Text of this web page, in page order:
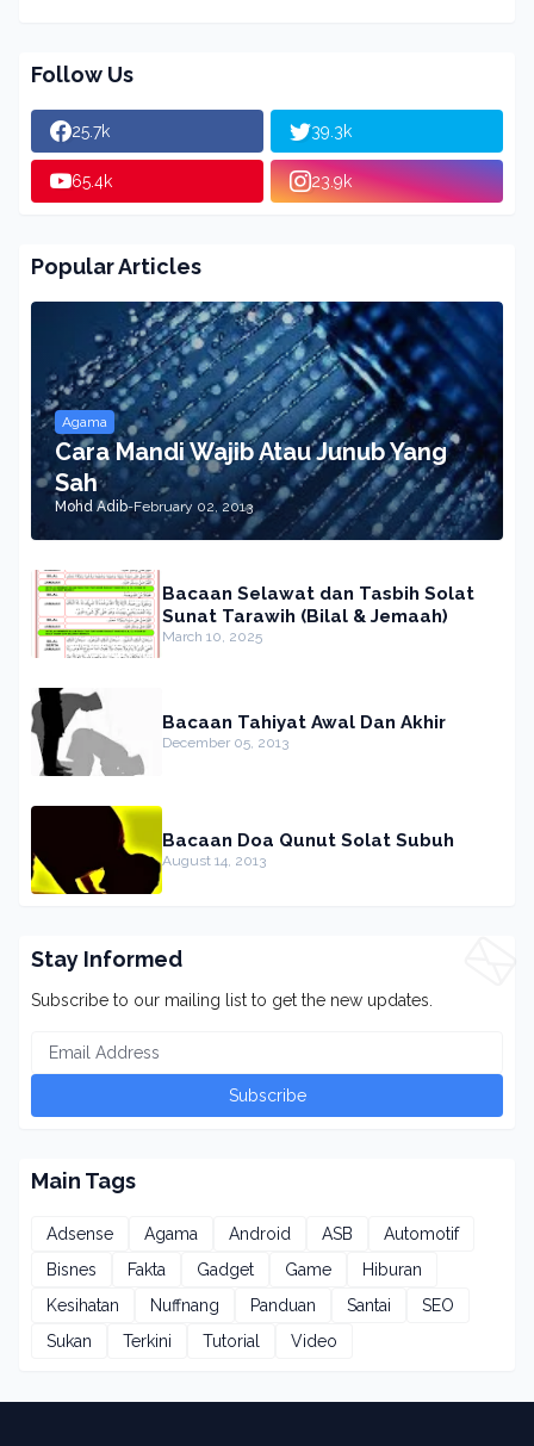
Follow Us
25.7k 39.3k
65.4k 23.9k
Popular Articles
Agama
Cara Mandi Wajib Atau Junub Yang
Sah
Mohd Adib-February 02, 2013
Bacaan Selawat dan Tasbih Solat
Sunat Tarawih (Bilal & Jemaah)
March 10, 2025
Bacaan Tahiyat Awal Dan Akhir
December 05, 2013
Bacaan Doa Qunut Solat Subuh
August 14, 2013
Stay Informed
Subscribe to our mailing list to get the new updates.
Main Tags
Adsense Agama Android ASB
Automotif
Bisnes
Fakta Gadget Game
Hiburan
Kesihatan
Nuffnang Panduan Santai
SEO
Sukan
Terkini Tutorial Video